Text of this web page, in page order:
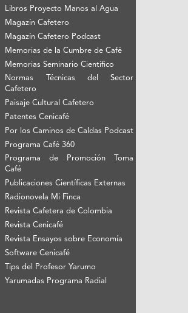
Libros Proyecto Manos al Agua
Magazín Cafetero
Magazín Cafetero Podcast
Memorias de la Cumbre de Café
Memorias Seminario Científico
Normas Técnicas del Sector
Cafetero
Paisaje Cultural Cafetero
Patentes Cenicafé
Por los Caminos de Caldas Podcast
Programa Café 360
Programa de Promoción Toma
Café
Publicaciones Científicas Externas
Radionovela Mi Finca
Revista Cafetera de Colombia
Revista Cenicafé
Revista Ensayos sobre Economía
Software Cenicafé
Tips del Profesor Yarumo
Yarumadas Programa Radial